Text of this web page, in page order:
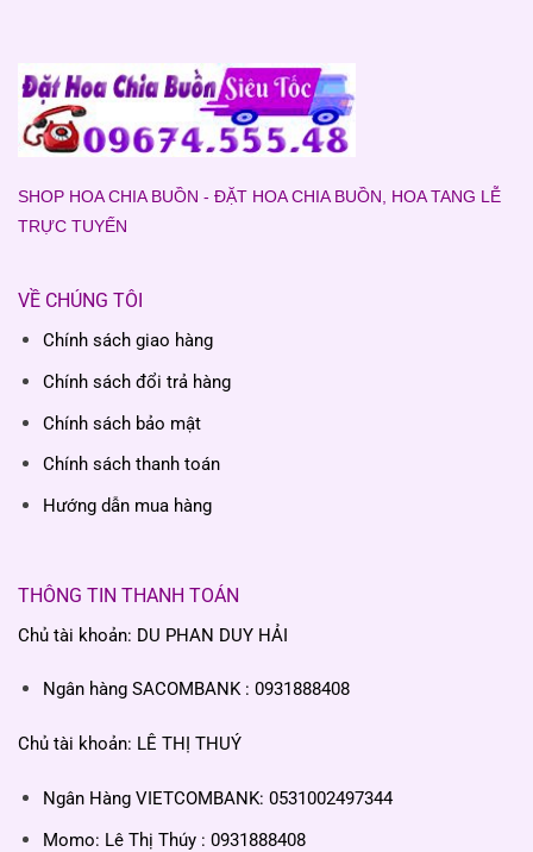
SHOP HOA CHIA BUỒN - ĐẶT HOA CHIA BUỒN, HOA TANG LỄ
TRỰC TUYẾN
VỀ CHÚNG TÔI
Chính sách giao hàng
Chính sách đổi trả hàng
Chính sách bảo mật
Chính sách thanh toán
Hướng dẫn mua hàng
THÔNG TIN THANH TOÁN
Chủ tài khoản: DU PHAN DUY HẢI
Ngân hàng SACOMBANK : 0931888408
Chủ tài khoản: LÊ THỊ THUÝ
Ngân Hàng VIETCOMBANK: 0531002497344
Momo: Lê Thị Thúy : 0931888408